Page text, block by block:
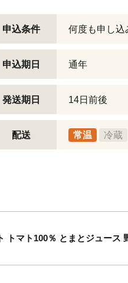
申込条件 何度も申し込
申込期日 通年
発送期日 14日前後
配送 常温 冷蔵
マト100％ とまとジュース